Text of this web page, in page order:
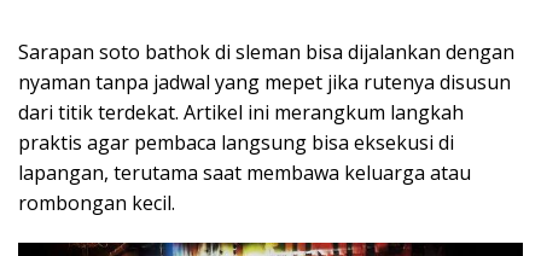
Sarapan soto bathok di sleman bisa dijalankan dengan
nyaman tanpa jadwal yang mepet jika rutenya disusun
dari titik terdekat. Artikel ini merangkum langkah
praktis agar pembaca langsung bisa eksekusi di
lapangan, terutama saat membawa keluarga atau
rombongan kecil.